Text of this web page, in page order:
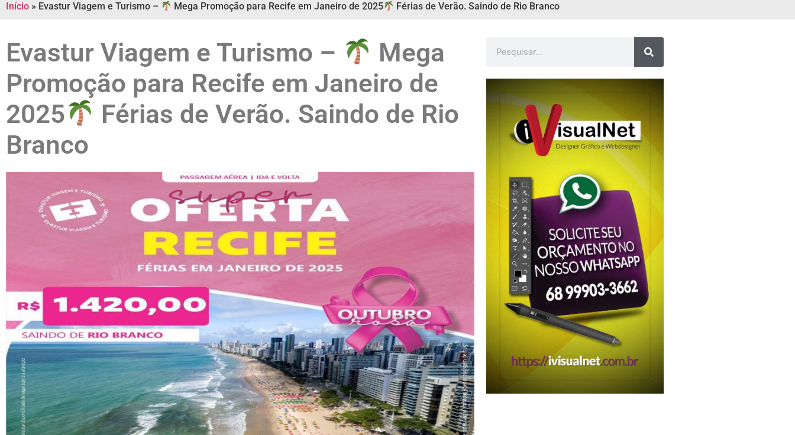
Início » Evastur Viagem e Turismo – Mega Promoção para Recife em Janeiro de 2025 Férias de Verão. Saindo de Rio Branco
Evastur Viagem e Turismo –
Mega
Promoção para Recife em Janeiro de
2025
Férias de Verão. Saindo de Rio
Branco